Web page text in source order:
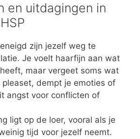
en uitdagingen in
zijn jezelf weg te
Je voelt haarfijn aan wat
maar vergeet soms wat
dempt je emoties of
angst voor conflicten of
ligt op de loer, vooral als je
tijd voor jezelf neemt.